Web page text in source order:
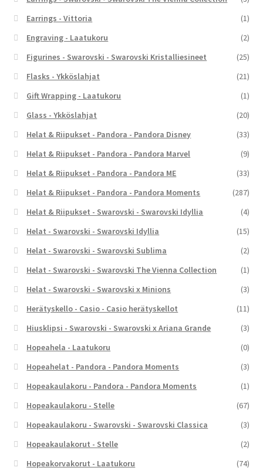
Earrings - Vittoria
(1)
Engraving - Laatukoru
(2)
Figurines - Swarovski - Swarovski Kristalliesineet
(25)
Flasks - Ykköslahjat
(21)
Gift Wrapping - Laatukoru
(1)
Glass - Ykköslahjat
(20)
Helat & Riipukset - Pandora - Pandora Disney
(33)
Helat & Riipukset - Pandora - Pandora Marvel
(9)
Helat & Riipukset - Pandora - Pandora ME
(33)
Helat & Riipukset - Pandora - Pandora Moments
(287)
Helat & Riipukset - Swarovski - Swarovski Idyllia
(4)
Helat - Swarovski - Swarovski Idyllia
(15)
Helat - Swarovski - Swarovski Sublima
(2)
Helat - Swarovski - Swarovski The Vienna Collection
(1)
Helat - Swarovski - Swarovski x Minions
(3)
Herätyskello - Casio - Casio herätyskellot
(11)
Hiusklipsi - Swarovski - Swarovski x Ariana Grande
(3)
Hopeahela - Laatukoru
(0)
Hopeahelat - Pandora - Pandora Moments
(3)
Hopeakaulakoru - Pandora - Pandora Moments
(1)
Hopeakaulakoru - Stelle
(67)
Hopeakaulakoru - Swarovski - Swarovski Classica
(3)
Hopeakaulakorut - Stelle
(2)
Hopeakorvakorut - Laatukoru
(74)